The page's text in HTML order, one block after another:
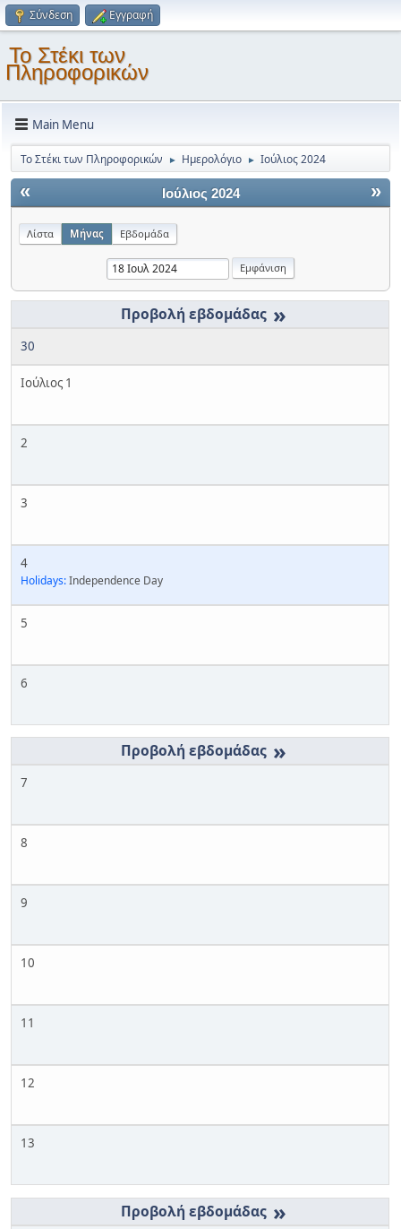
Σύνδεση Εγγραφή
Το Στέκι των
Πληροφορικών
Main Menu
Το Στέκι των Πληροφορικών ► Ημερολόγιο ► Ιούλιος 2024
« »
Ιούλιος 2024
Λίστα Μήνας Εβδομάδα
»
30
Ιούλιος 1
2
3
4
Holidays:Independence Day
5
6
»
7
8
9
10
11
12
13
»